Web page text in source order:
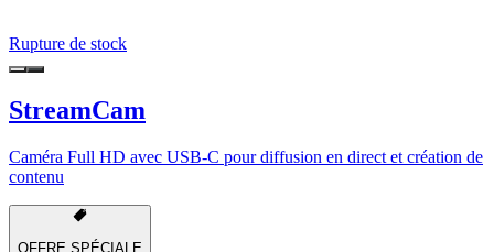
Rupture de stock
StreamCam
Caméra Full HD avec USB-C pour diffusion en direct et création de
contenu
OFFRE SPÉCIALE